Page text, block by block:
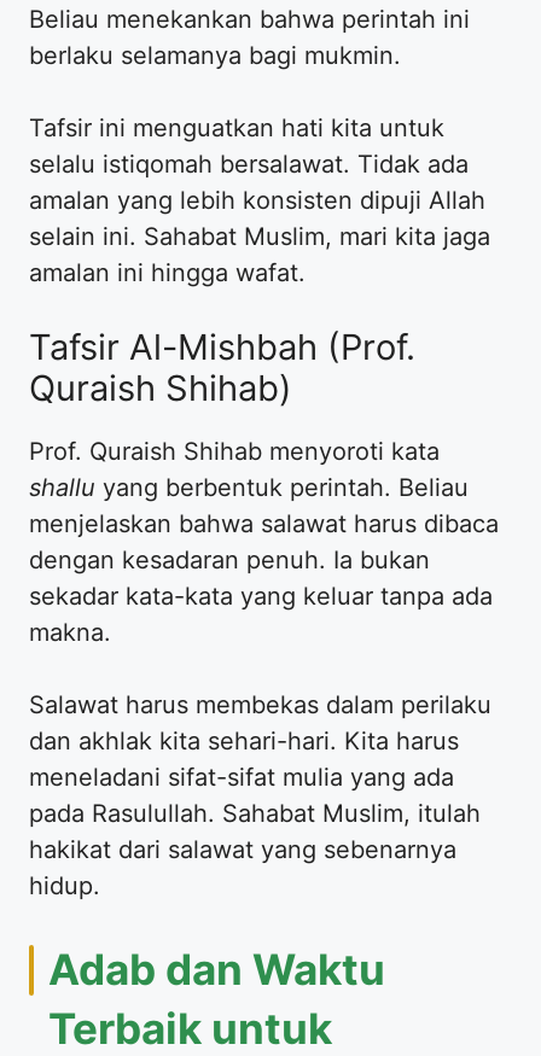
Beliau menekankan bahwa perintah ini
berlaku selamanya bagi mukmin.
Tafsir ini menguatkan hati kita untuk
selalu istiqomah bersalawat. Tidak ada
amalan yang lebih konsisten dipuji Allah
selain ini. Sahabat Muslim, mari kita jaga
amalan ini hingga wafat.
Tafsir Al-Mishbah (Prof.
Quraish Shihab)
Prof. Quraish Shihab menyoroti kata
shallu yang berbentuk perintah. Beliau
menjelaskan bahwa salawat harus dibaca
dengan kesadaran penuh. Ia bukan
sekadar kata-kata yang keluar tanpa ada
makna.
Salawat harus membekas dalam perilaku
dan akhlak kita sehari-hari. Kita harus
meneladani sifat-sifat mulia yang ada
pada Rasulullah. Sahabat Muslim, itulah
hakikat dari salawat yang sebenarnya
hidup.
Adab dan Waktu
Terbaik untuk